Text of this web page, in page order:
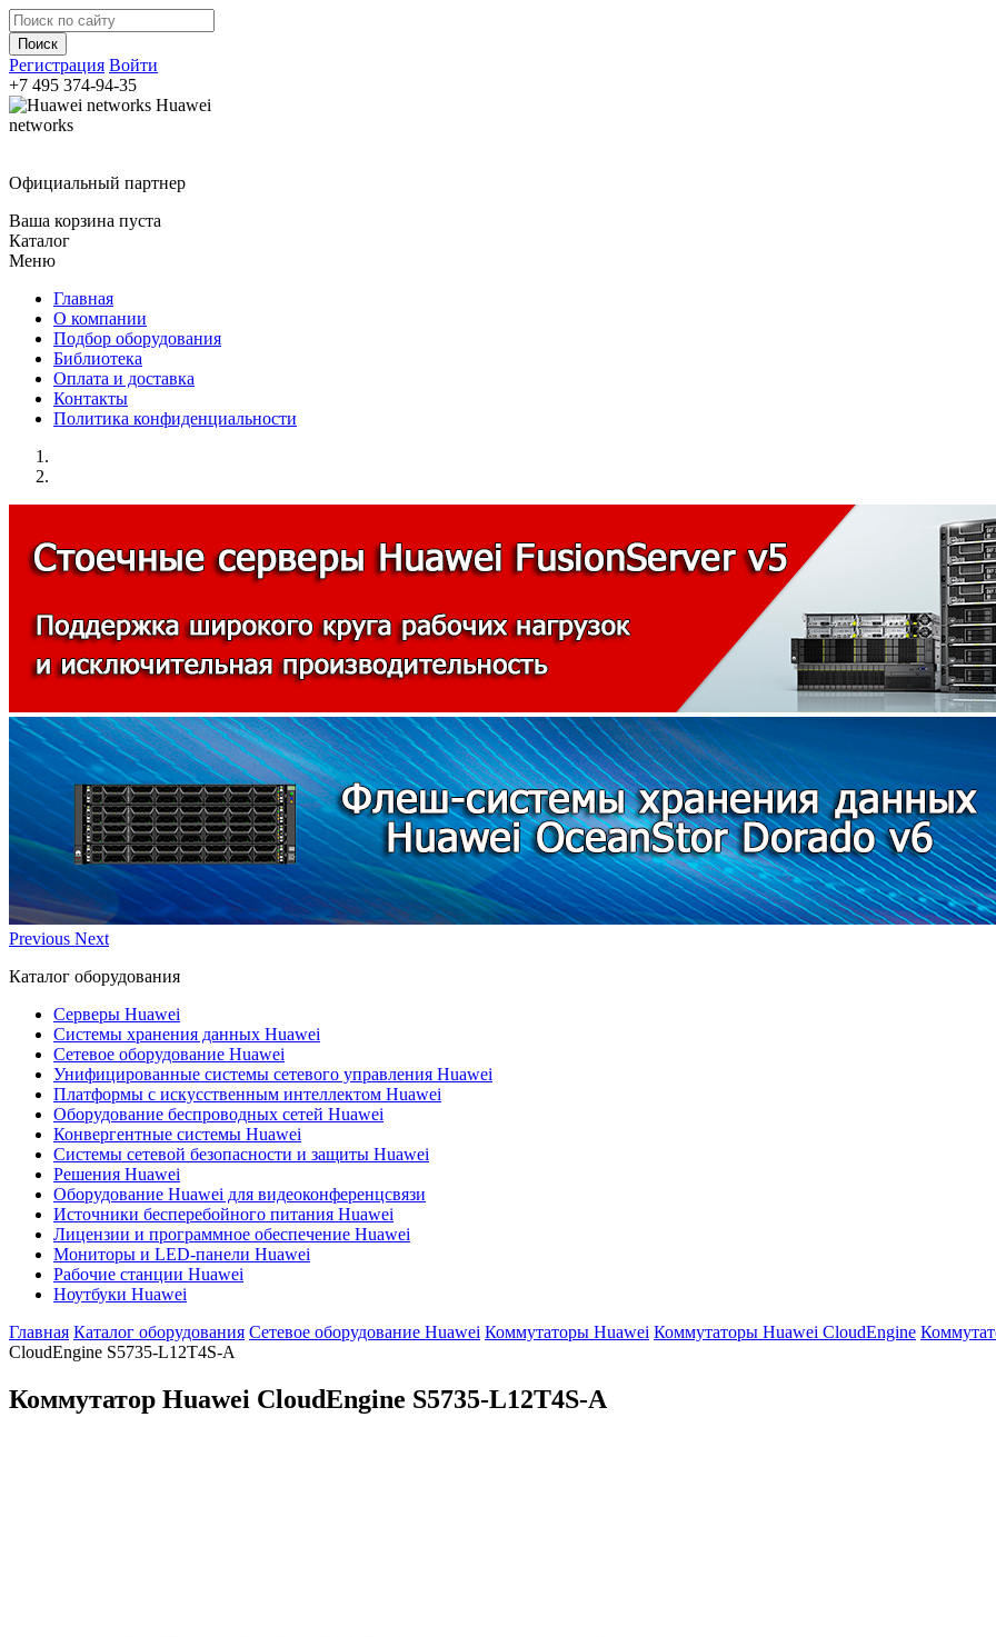
Регистрация Войти
+7 495 374-94-35
Huawei
networks
Официальный партнер
Ваша корзина пуста
Каталог
Меню
Главная
О компании
Подбор оборудования
Библиотека
Оплата и доставка
Контакты
Политика конфиденциальности
Previous Next
Каталог оборудования
Серверы Huawei
Системы хранения данных Huawei
Сетевое оборудование Huawei
Унифицированные системы сетевого управления Huawei
Платформы с искусственным интеллектом Huawei
Оборудование беспроводных сетей Huawei
Конвергентные системы Huawei
Системы сетевой безопасности и защиты Huawei
Решения Huawei
Оборудование Huawei для видеоконференцсвязи
Источники бесперебойного питания Huawei
Лицензии и программное обеспечение Huawei
Мониторы и LED-панели Huawei
Рабочие станции Huawei
Ноутбуки Huawei
Главная Каталог оборудования Сетевое оборудование Huawei Коммутаторы Huawei Коммутаторы Huawei CloudEngine
CloudEngine S5735-L12T4S-A
Коммутатор Huawei CloudEngine S5735-L12T4S-A